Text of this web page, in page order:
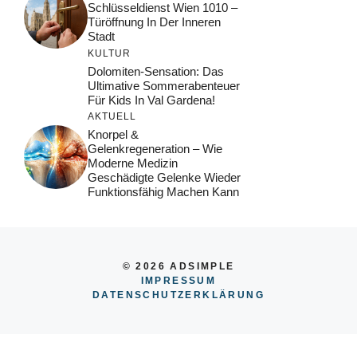
Schlüsseldienst Wien 1010 –
Türöffnung In Der Inneren
Stadt
KULTUR
Dolomiten-Sensation: Das
Ultimative Sommerabenteuer
Für Kids In Val Gardena!
AKTUELL
Knorpel &
Gelenkregeneration – Wie
Moderne Medizin
Geschädigte Gelenke Wieder
Funktionsfähig Machen Kann
© 2026 ADSIMPLE
IMPRESSUM
DATENSCHUTZERKLÄRUNG